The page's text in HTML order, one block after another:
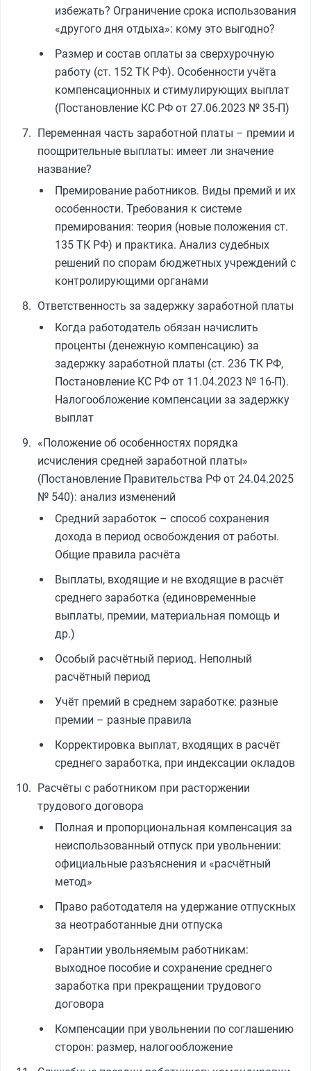
избежать? Ограничение срока использования
«другого дня отдыха»: кому это выгодно?
Размер и состав оплаты за сверхурочную
работу (ст. 152 ТК РФ). Особенности учёта
компенсационных и стимулирующих выплат
(Постановление КС РФ от 27.06.2023 № 35‑П)
Переменная часть заработной платы – премии и
поощрительные выплаты: имеет ли значение
название?
Премирование работников. Виды премий и их
особенности. Требования к системе
премирования: теория (новые положения ст.
135 ТК РФ) и практика. Анализ судебных
решений по спорам бюджетных учреждений с
контролирующими органами
Ответственность за задержку заработной платы
Когда работодатель обязан начислить
проценты (денежную компенсацию) за
задержку заработной платы (ст. 236 ТК РФ,
Постановление КС РФ от 11.04.2023 № 16‑П).
Налогообложение компенсации за задержку
выплат
«Положение об особенностях порядка
исчисления средней заработной платы»
(Постановление Правительства РФ от 24.04.2025
№ 540): анализ изменений
Средний заработок – способ сохранения
дохода в период освобождения от работы.
Общие правила расчёта
Выплаты, входящие и не входящие в расчёт
среднего заработка (единовременные
выплаты, премии, материальная помощь и
др.)
Особый расчётный период. Неполный
расчётный период
Учёт премий в среднем заработке: разные
премии – разные правила
Корректировка выплат, входящих в расчёт
среднего заработка, при индексации окладов
Расчёты с работником при расторжении
трудового договора
Полная и пропорциональная компенсация за
неиспользованный отпуск при увольнении:
официальные разъяснения и «расчётный
метод»
Право работодателя на удержание отпускных
за неотработанные дни отпуска
Гарантии увольняемым работникам:
выходное пособие и сохранение среднего
заработка при прекращении трудового
договора
Компенсации при увольнении по соглашению
сторон: размер, налогообложение